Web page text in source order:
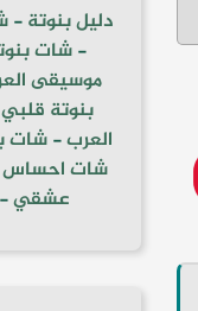
دليل بنوتة-
-شات
موسيقى
بنوتة قلبي
العرب-شات
شات
عشقي-